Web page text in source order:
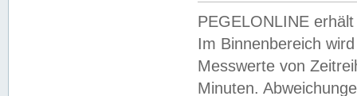
PEGELONLINE
Im Binnenbereich
Messwerte von
Minuten.